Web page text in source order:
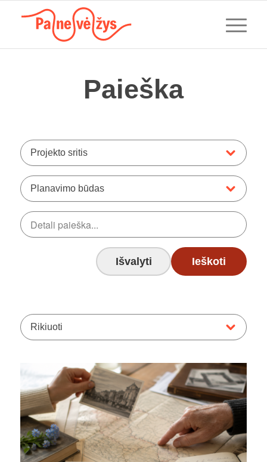
Paieška
Projekto sritis
Planavimo būdas
Išvalyti Ieškoti
Rikiuoti